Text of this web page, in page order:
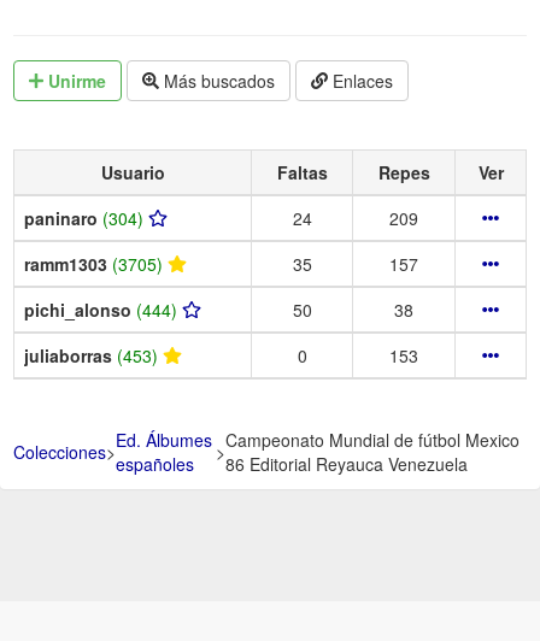
Unirme Más buscados Enlaces
Usuario Faltas Repes
Ver
paninaro (304) 24
209
ramm1303 (3705) 35
157
pichi_alonso (444) 50
38
juliaborras (453) 0 153
Colecciones>Ed. Álbumes
españoles
>Campeonato Mundial de fútbol Mexico
86 Editorial Reyauca Venezuela